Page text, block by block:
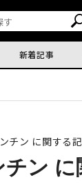
新着記事
チン に関する
チン